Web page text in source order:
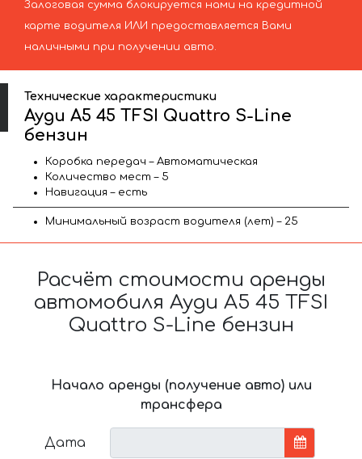
Залоговая сумма блокируется нами на кредитной
карте водителя ИЛИ предоставляется Вами
наличными при получении авто.
Технические характеристики
Ауди A5 45 TFSI Quattro S-Line
бензин
Коробка передач – Автоматическая
Количество мест – 5
Навигация – есть
Минимальный возраст водителя (лет) – 25
Расчёт стоимости аренды
автомобиля Ауди A5 45 TFSI
Quattro S-Line бензин
Начало аренды (получение авто) или
трансфера
Дата